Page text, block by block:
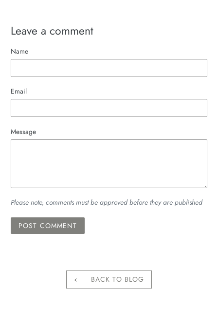
Leave a comment
Name
Email
Message
Please note, comments must be approved before they are published
BACK TO BLOG